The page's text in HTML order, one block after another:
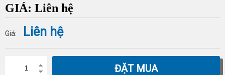
GIÁ: Liên hệ
Giá: Liên hệ
ĐẶT MUA